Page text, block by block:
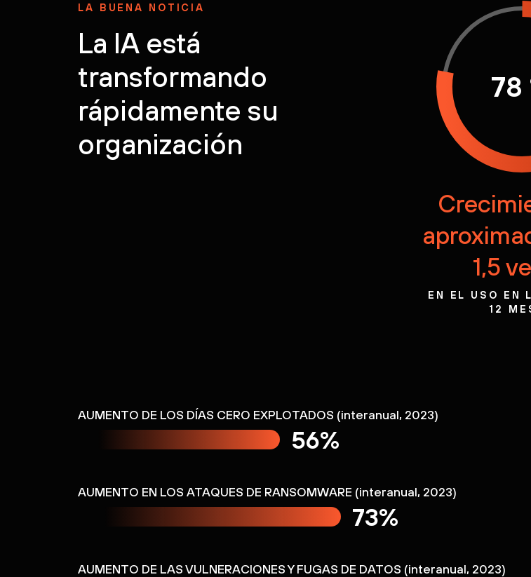
LA BUENA NOTICIA
La IA está
transformando
rápidamente su
organización
78
1,5
EN EL USO EN
12
AUMENTO DE LOS DÍAS CERO EXPLOTADOS (interanual, 2023)
56%
AUMENTO EN LOS ATAQUES DE RANSOMWARE (interanual, 2023)
73%
AUMENTO DE LAS VULNERACIONES Y FUGAS DE DATOS (interanual, 2023)
La plataformización le permite
preparada para la IA.